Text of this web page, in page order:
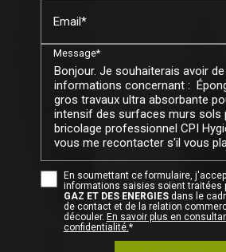
Email*
Message*
En soumettant ce formulaire,
informations saisies soient traitées
GAZ ET DES ENERGIESdans le
de contact et de la relation
découler. En savoir plus en
confidentialité.*